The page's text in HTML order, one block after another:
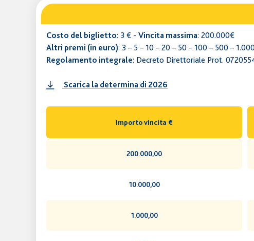
Costo del biglietto: 3 € - Vincita massima: 200.000€
Altri premi (in euro): 3 – 5 – 10 – 20 – 50 – 100 – 500 –
Regolamento integrale: Decreto Direttoriale Prot.
Scarica la determina di 2026
Importo vincita €
200.000,00
10.000,00
1.000,00